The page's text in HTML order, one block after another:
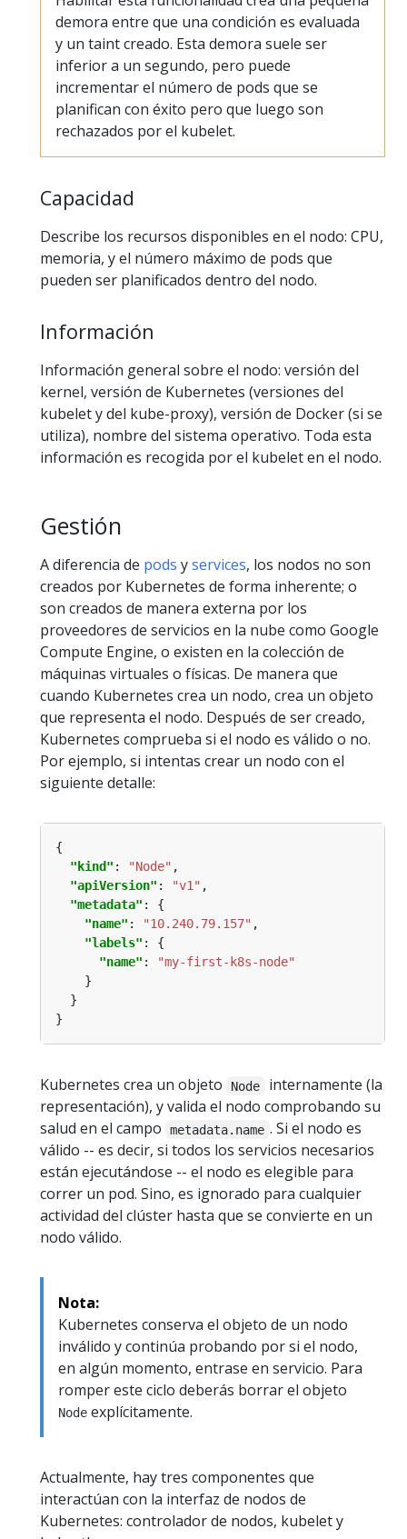
demora entre que una condición es evaluada
y un taint creado. Esta demora suele ser
inferior a un segundo, pero puede
incrementar el número de pods que se
planifican con éxito pero que luego son
rechazados por el kubelet.
Capacidad
Describe los recursos disponibles en el nodo: CPU,
memoria, y el número máximo de pods que
pueden ser planificados dentro del nodo.
Información
Información general sobre el nodo: versión del
kernel, versión de Kubernetes (versiones del
kubelet y del kube-proxy), versión de Docker (si se
utiliza), nombre del sistema operativo. Toda esta
información es recogida por el kubelet en el nodo.
Gestión
A diferencia de pods yservices, los nodos no son
creados por Kubernetes de forma inherente; o
son creados de manera externa por los
proveedores de servicios en la nube como Google
Compute Engine, o existen en la colección de
máquinas virtuales o físicas. De manera que
cuando Kubernetes crea un nodo, crea un objeto
que representa el nodo. Después de ser creado,
Kubernetes comprueba si el nodo es válido o no.
Por ejemplo, si intentas crear un nodo con el
siguiente detalle:
"kind" : "Node"
"apiVersion" : "v1"
"metadata"
"name" : "10.240.79.157"
"labels"
"name" :
"my-first-k8s-node"
Kubernetes crea un objeto Node
internamente (la
representación), y valida el nodo comprobando su
salud en el campo
metadata.name . Si el nodo es
válido -- es decir, si todos los servicios necesarios
están ejecutándose -- el nodo es elegible para
correr un pod. Sino, es ignorado para cualquier
actividad del clúster hasta que se convierte en un
nodo válido.
Nota:
Kubernetes conserva el objeto de un nodo
inválido y continúa probando por si el nodo,
en algún momento, entrase en servicio. Para
romper este ciclo deberás borrar el objeto
Node explícitamente.
Actualmente, hay tres componentes que
interactúan con la interfaz de nodos de
Kubernetes: controlador de nodos, kubelet y